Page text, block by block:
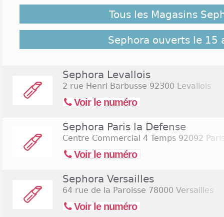
Sephora est une enseigne française
cosmétiques et de parfums, elle appartient au
magasin Sephora a ouvert ses portes en 1973 à
magasins Sephora en France, principalement
l'international. En France, les boutiques Sephora
du lundi au samedi, de 10h à 19h, sans
magasin situé avenue des Champs-Elysées à
10h à minuit. Les magasins ne sont
samedi 15 août 2026(Assomption)
Tous les Magasins
Sephora ouverts le 15
Sephora Levallois
2 rue Henri Barbusse 92300 Levallois
Voir le numéro
Sephora Paris la Defense
Centre Commercial 4 Temps 92092
Voir le numéro
Sephora Versailles
64 rue de la Paroisse 78000 Versailles
Voir le numéro